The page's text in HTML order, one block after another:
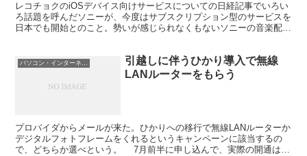
レコチョクのiOSデバイス向けサービスについての日経記事でいろい
ろ話題を呼んだソニーが、今度はサブスクリプション型のサービスを
日本でも開始とのこと。勢いが感じられなくもないソニーの音楽配信
引越しに伴うひかり導入で無線
LANルーターをもらう
プロバイダからメールが来た。ひかりへの移行で無線LANルーターか
デジタルフォトフレームをくれるというキャンペーンに該当するの
で、どちらか選べという。 7月前半に申し込んで、実際の開通は7